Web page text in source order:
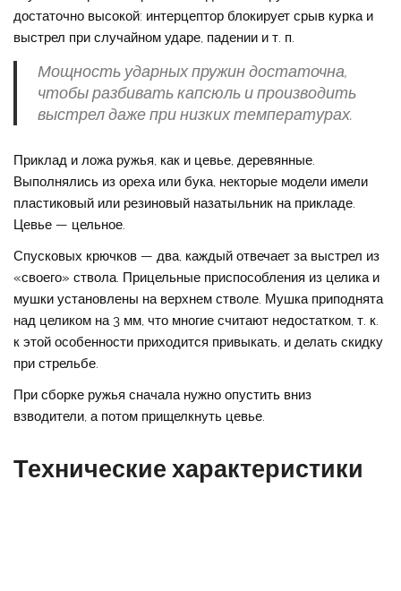
достаточно высокой: интерцептор блокирует срыв курка и
выстрел при случайном ударе, падении и т. п.
Мощность ударных пружин достаточна,
чтобы разбивать капсюль и производить
выстрел даже при низких температурах.
Приклад и ложа ружья, как и цевье, деревянные.
Выполнялись из ореха или бука, некторые модели имели
пластиковый или резиновый назатыльник на прикладе.
Цевье — цельное.
Спусковых крючков — два, каждый отвечает за выстрел из
«своего» ствола. Прицельные приспособления из целика и
мушки установлены на верхнем стволе. Мушка приподнята
над целиком на 3 мм, что многие считают недостатком, т. к.
к этой особенности приходится привыкать, и делать скидку
при стрельбе.
При сборке ружья сначала нужно опустить вниз
взводители, а потом прищелкнуть цевье.
Технические характеристики